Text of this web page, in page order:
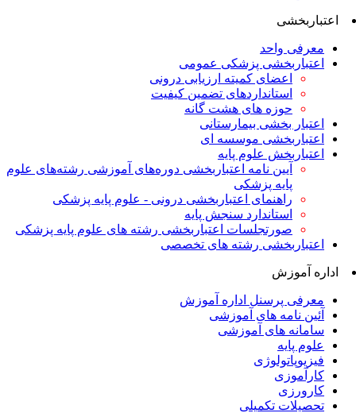
اعتباربخشی
معرفی واحد
اعتباربخشی پزشکی عمومی
اعضای کمیته ارزیابی درونی
استانداردهای تضمین کیفیت
حوزه های هشت گانه
اعتبار بخشی بیمارستانی
اعتباربخشی موسسه ای
اعتباربخش علوم پایه
آیین نامه اعتباربخشی دوره‌های آموزشی رشته‌های علوم
پایه پزشکی
راهنمای اعتباربخشی درونی - علوم پایه پزشکی
استاندارد سنجش پایه
صورتجلسات اعتباربخشی رشته های علوم پایه پزشکی
اعتباربخشی رشته های تخصصی
اداره آموزش
معرفی پرسنل اداره آموزش
آئین نامه های آموزشی
سامانه های آموزشی
علوم پایه
فیزیوپاتولوژی
کارآموزی
کارورزی
تحصیلات تکمیلی